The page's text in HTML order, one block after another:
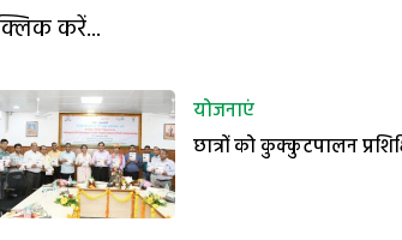
करें...
योजनाएं
छात्रों को कुक्कुटपालन